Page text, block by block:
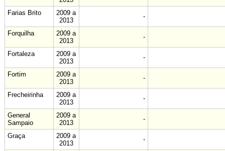
Farias Brito
2009 a
2013
-
Forquilha
2009 a
2013
-
Fortaleza
2009 a
2013
-
Fortim
2009 a
2013
-
Frecheirinha
2009 a
2013
-
General
Sampaio
2009 a
2013
-
Graça
2009 a
2013
-